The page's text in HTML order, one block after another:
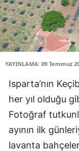
YAYINLAMA: 09 Temmuz
Isparta’nın
her yıl olduğu
Fotoğraf
ayının ilk
lavanta